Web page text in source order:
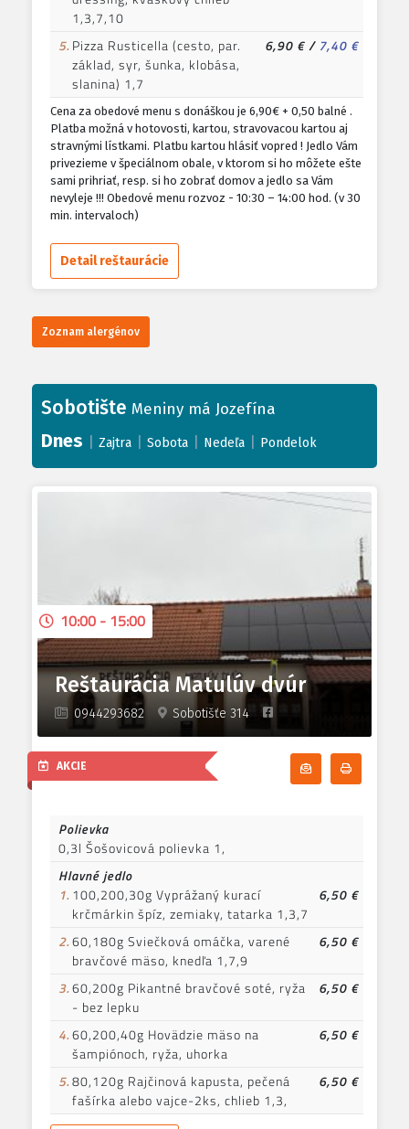
1,3,7,10
5. Pizza Rusticella (cesto, par.
základ, syr, šunka, klobása,
slanina) 1,7
6,90 €/ 7,40 €
Cena za obedové menu s donáškou je 6,90€ + 0,50 balné .
Platba možná v hotovosti, kartou, stravovacou kartou aj
stravnými lístkami. Platbu kartou hlásiť vopred ! Jedlo Vám
privezieme v špeciálnom obale, v ktorom si ho môžete ešte
sami prihriať, resp. si ho zobrať domov a jedlo sa Vám
nevyleje !!! Obedové menu rozvoz - 10:30 – 14:00 hod. (v 30
min. intervaloch)
Detail reštaurácie
Zoznam alergénov
Sobotište Meniny má Jozefína
Dnes Zajtra Sobota Nedeľa Pondelok
Reštaurácia Matulúv dvúr
0944293682 Sobotišťe 314
Odoberať
AKCIE
10:00 - 15:00
Polievka
0,3l Šošovicová polievka 1,
Hlavné jedlo
1. 100,200,30g Vyprážaný kurací
krčmárkin špíz, zemiaky, tatarka 1,3,7
6,50 €
2.60,180g Sviečková omáčka, varené
bravčové mäso, knedľa 1,7,9
6,50 €
3.60,200g Pikantné bravčové soté, ryža
- bez lepku
6,50 €
4.60,200,40g Hovädzie mäso na
šampiónoch, ryža, uhorka
6,50 €
5.80,120g Rajčinová kapusta, pečená
fašírka alebo vajce-2ks, chlieb 1,3,
6,50 €